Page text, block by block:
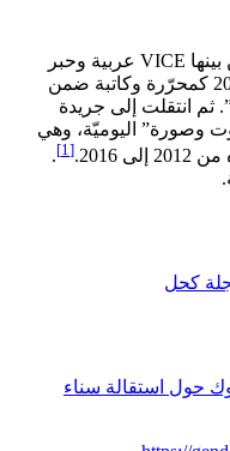
كتبت في عدة جرائد ومواقع ثقافية، من بينها VICE عربية وحبر
ورصيف22. عملت بين عامي 2009 و2012 كمحرّرة وكاتبة ضمن
ثم انتقلت إلى جريدة
وصورة” اليوميّة، وهي
[1]
.
كحل
حول استقالة سناء